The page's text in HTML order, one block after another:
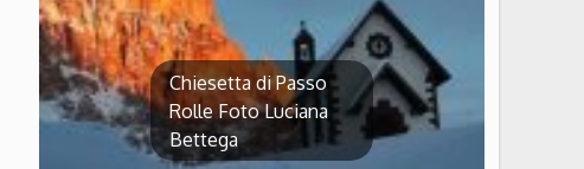
Chiesetta di Passo
Rolle Foto Luciana
Bettega